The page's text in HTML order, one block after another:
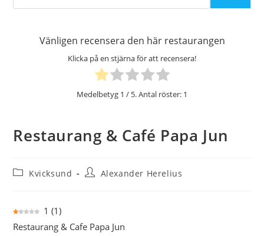
Vänligen recensera den här restaurangen
Klicka på en stjärna för att recensera!
Medelbetyg 1 / 5. Antal röster: 1
Restaurang & Café Papa Jun
Inläggskategori:
Kvicksund Inläggsförfattare:
Alexander Herelius
1 (1)
Restaurang & Cafe Papa Jun